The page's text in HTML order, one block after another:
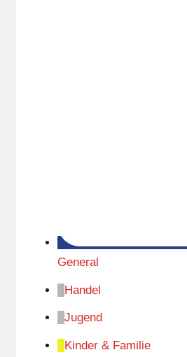
General
Handel
Jugend
Kinder & Familie